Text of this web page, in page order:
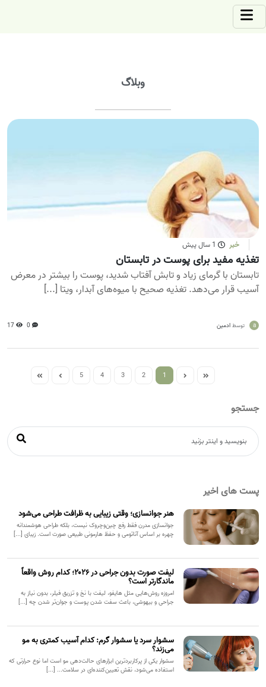
وبلاگ
خبر 1 سال پیش
تغذیه مفید برای پوست در تابستان
تابستان با گرمای زیاد و تابش آفتاب شدید، پوست را بیشتر در معرض
آسیب قرار می‌دهد. تغذیه صحیح با میوه‌های آبدار، ویتا [...]
a توسط ادمین 0
17
1
2
3
4
5
جستجو
پست های اخیر
هنر جوانسازی؛ وقتی زیبایی به ظرافت طراحی می‌شود
جوانسازی مدرن فقط رفع چین‌وچروک نیست، بلکه طراحی هوشمندانه
چهره بر اساس آناتومی و حفظ هارمونی طبیعی صورت است. زیبای [...]
لیفت صورت بدون جراحی در ۲۰۲۶؛ کدام روش واقعاً
ماندگارتر است؟
امروزه روش‌هایی مثل هایفو، لیفت با نخ و تزریق فیلر، بدون نیاز به
جراحی و بیهوشی، باعث سفت شدن پوست و جوان‌تر شدن چه [...]
سشوار سرد یا سشوار گرم: کدام آسیب کمتری به مو
می‌زند؟
سشوار یکی از پرکاربردترین ابزارهای حالت‌دهی مو است اما نوع حرارتی که
استفاده می‌شود، نقش تعیین‌کننده‌ای در سلامت... [...]